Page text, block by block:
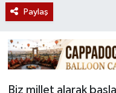
Paylaş
Biz millet alarak